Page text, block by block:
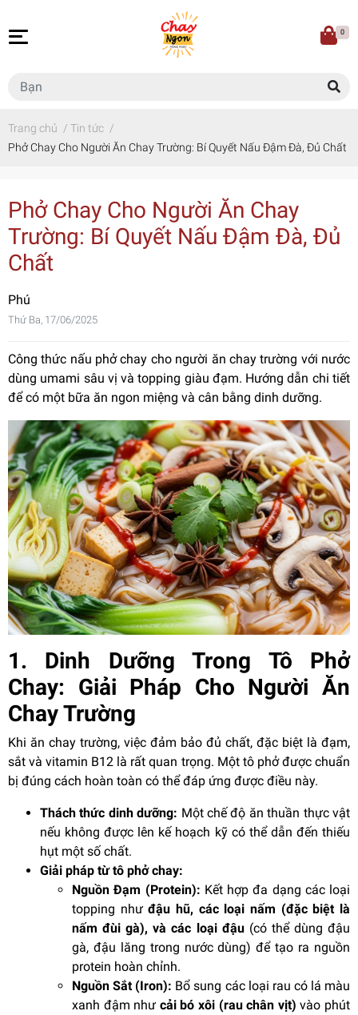
0
Trang chủ / Tin tức /
Phở Chay Cho Người Ăn Chay Trường: Bí Quyết Nấu Đậm Đà, Đủ Chất
Phở Chay Cho Người Ăn Chay
Trường: Bí Quyết Nấu Đậm Đà, Đủ
Chất
Phú
Thứ Ba, 17/06/2025
Công thức nấu phở chay cho người ăn chay trường với nước
dùng umami sâu vị và topping giàu đạm. Hướng dẫn chi tiết
để có một bữa ăn ngon miệng và cân bằng dinh dưỡng.
1. Dinh Dưỡng Trong Tô Phở
Chay: Giải Pháp Cho Người Ăn
Chay Trường
Khi ăn chay trường, việc đảm bảo đủ chất, đặc biệt là đạm,
sắt và vitamin B12 là rất quan trọng. Một tô phở được chuẩn
bị đúng cách hoàn toàn có thể đáp ứng được điều này.
Thách thức dinh dưỡng: Một chế độ ăn thuần thực vật
nếu không được lên kế hoạch kỹ có thể dẫn đến thiếu
hụt một số chất.
Giải pháp từ tô phở chay:
Nguồn Đạm (Protein): Kết hợp đa dạng các loại
topping nhưđậu hũ, các loại nấm (đặc biệt là
nấm đùi gà), và các loại đậu(có thể dùng đậu
gà, đậu lăng trong nước dùng) để tạo ra nguồn
protein hoàn chỉnh.
Nguồn Sắt (Iron): Bổ sung các loại rau có lá màu
xanh đậm như cải bó xôi (rau chân vịt) vào phút